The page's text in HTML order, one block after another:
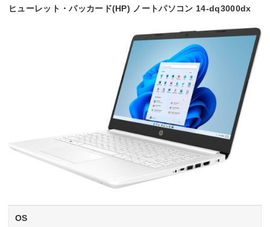
ヒューレット・パッカード(HP) ノートパソコン 14-dq3000dx
OS